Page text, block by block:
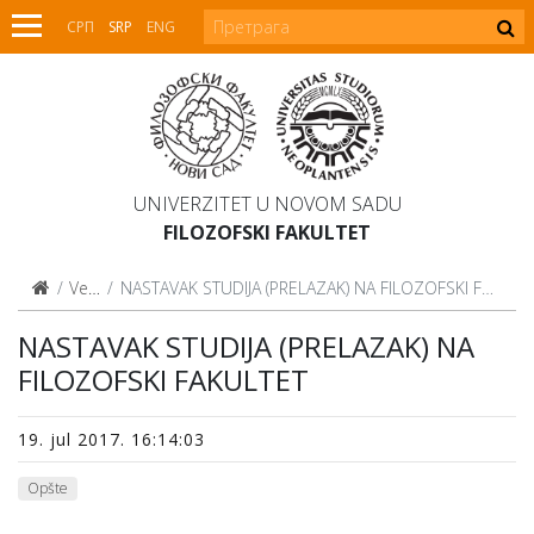
СРП SRP ENG
UNIVERZITET U NOVOM SADU
FILOZOFSKI FAKULTET
Vesti NASTAVAK STUDIJA (PRELAZAK) NA FILOZOFSKI FAKULTET
NASTAVAK STUDIJA (PRELAZAK) NA
FILOZOFSKI FAKULTET
19. jul 2017. 16:14:03
Opšte